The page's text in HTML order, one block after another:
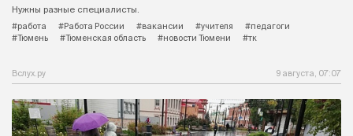
Нужны разные специалисты.
#работа
#Работа России #вакансии #учителя
#педагоги
#Тюмень
#Тюменская область #новости Тюмени #тк
Вслух.ру 9 августа, 07:07